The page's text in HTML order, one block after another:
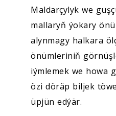
Maldarçylyk we
mallaryň ýokary
alynmagy halkara
önümleriniň
iýmlemek we howa
özi döräp biljek
üpjün edýär.